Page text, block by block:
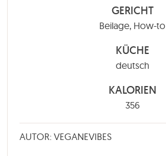
GERICHT
Beilage, How-to
KÜCHE
deutsch
KALORIEN
356
AUTOR: VEGANEVIBES